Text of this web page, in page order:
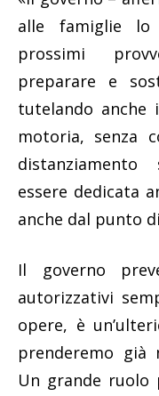
alle famiglie lo
prossimi
preparare e
tutelando anche
motoria, senza
distanziamento
essere dedicata
anche dal punto
Il governo
autorizzativi
opere, è
prenderemo già
Un grande ruolo